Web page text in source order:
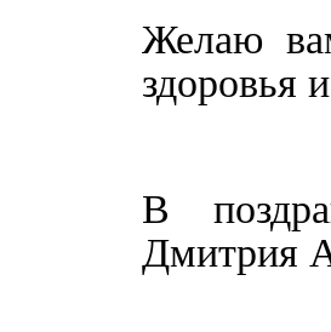
Желаю
здоровья
В
Дмитрия